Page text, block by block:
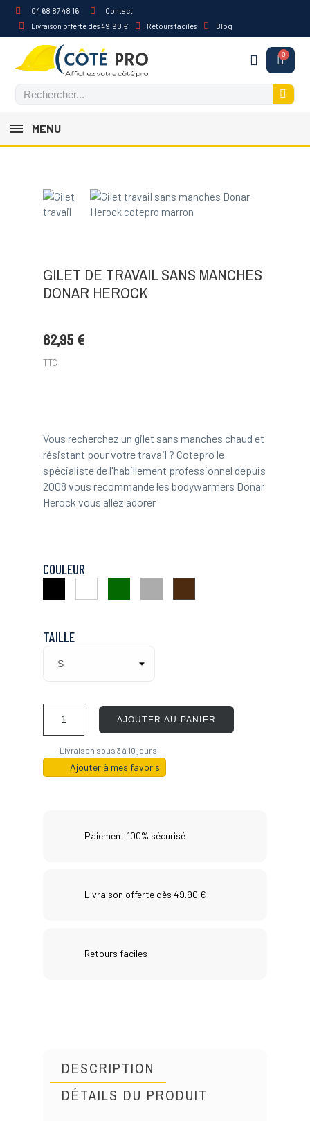
04 68 87 48 16
Contact
Livraison offerte dès 49.90 €
Retours faciles Blog
MENU
GILET DE TRAVAIL SANS MANCHES
DONAR HEROCK
62,95 €
TTC
Vous recherchez un gilet sans manches chaud et
résistant pour votre travail ? Cotepro le
spécialiste de l'habillement professionnel depuis
2008 vous recommande les bodywarmers Donar
Herock vous allez adorer
COULEUR
TAILLE
AJOUTER AU PANIER
Livraison sous 3 à 10 jours
Ajouter à mes favoris
Paiement 100% sécurisé
Livraison offerte dès 49.90 €
Retours faciles
DESCRIPTION
DÉTAILS DU PRODUIT